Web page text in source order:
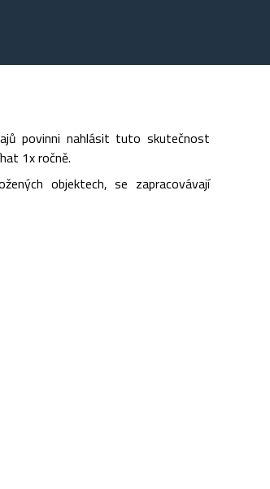
povinni nahlásit tuto skutečnost
1x ročně.
objektech, se zapracovávají